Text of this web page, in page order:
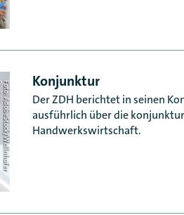
F
o
t
o
:
A
d
o
b
e
S
t
o
c
k
/
W
e
l
l
n
h
o
f
e
r
D
e
s
i
g Konjunktur
Der ZDH berichtet in seinen
ausführlich über die
Handwerkswirtschaft.